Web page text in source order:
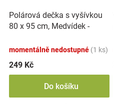
Polárová dečka s vyšívkou
80 x 95 cm, Medvídek -
momentálně nedostupné (1 ks)
249 Kč
Do košíku